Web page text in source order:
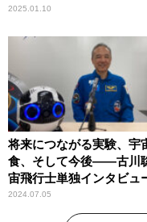
2025.01.10
将来につながる実験、宇
食、そして今後――古川
宙飛行士単独インタビュ
2024.07.05